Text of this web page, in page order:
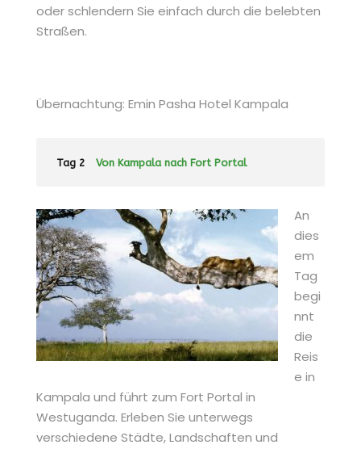
oder schlendern Sie einfach durch die belebten
Straßen.
Übernachtung: Emin Pasha Hotel Kampala
Tag 2 Von Kampala nach Fort Portal
An
dies
em
Tag
begi
nnt
die
Reis
e in
Kampala und führt zum Fort Portal in
Westuganda. Erleben Sie unterwegs
verschiedene Städte, Landschaften und